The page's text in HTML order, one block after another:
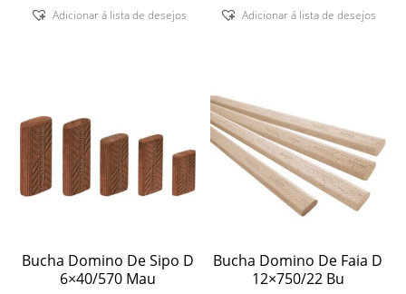
Adicionar á lista de desejos Adicionar á lista de desejos
Bucha Domino De Sipo D
6×40/570 Mau
Bucha Domino De Faia D
12×750/22 Bu